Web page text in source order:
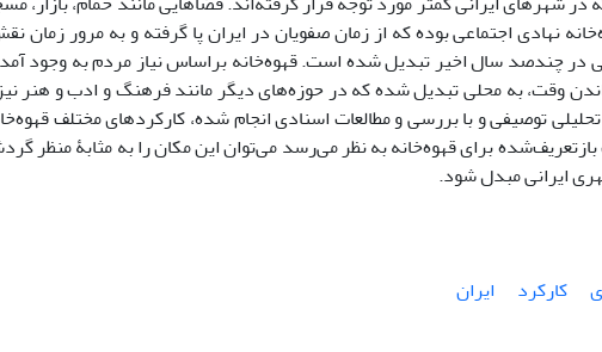
نهادی اجتماعی بوده که از زمان صفویان در ایران پا گرفته و به مرور زمان
در چندصد سال اخیر تبدیل شده است. قهوه‌خانه براساس نیاز مردم به وجود
وقت، به محلی تبدیل شده که در حوزه‌های دیگر مانند فرهنگ و ادب و هنر
توصیفی و با بررسی و مطالعات اسنادی انجام شده، کارکردهای مختلف
برای قهوه‌خانه به نظر می‌رسد می‌توان این مکان را به مثابۀ منظر
ایرانی مبدل شود.
کارکرد
ایران